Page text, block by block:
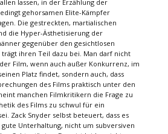
lassen, in der Erzählung der
gehorsamen Elite-Kämpfer
Die gestreckten, martialischen
die Hyper-Ästhetisierung der
gegenüber den gesichtlosen
ihren Teil dazu bei. Man darf nicht
Film, wenn auch außer Konkurrenz, im
Platz findet, sondern auch, dass
des Films praktisch unter den
manchen Filmkritikern die Frage zu
des Films zu schwul für ein
Zack Snyder selbst beteuert, dass es
Unterhaltung, nicht um subversiven